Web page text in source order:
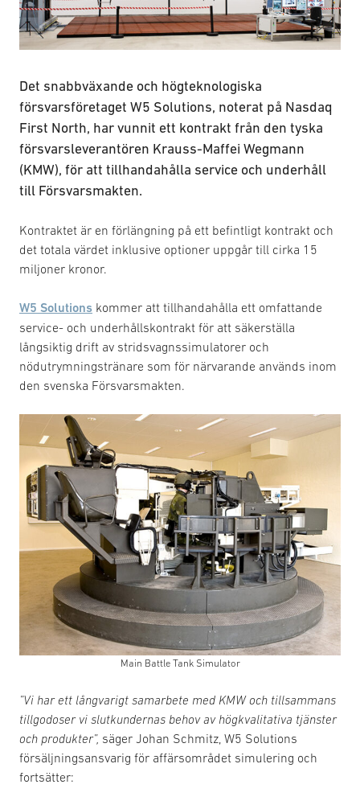
Det snabbväxande och högteknologiska
försvarsföretaget W5 Solutions, noterat på Nasdaq
First North, har vunnit ett kontrakt från den tyska
försvarsleverantören Krauss-Maffei Wegmann
(KMW), för att tillhandahålla service och underhåll
till Försvarsmakten.
Kontraktet är en förlängning på ett befintligt kontrakt och
det totala värdet inklusive optioner uppgår till cirka 15
miljoner kronor.
W5 Solutions kommer att tillhandahålla ett omfattande
service- och underhållskontrakt för att säkerställa
långsiktig drift av stridsvagnssimulatorer och
nödutrymningstränare som för närvarande används inom
den svenska Försvarsmakten.
Main Battle Tank Simulator
”Vi har ett långvarigt samarbete med KMW och tillsammans
tillgodoser vi slutkundernas behov av högkvalitativa tjänster
och produkter”, säger Johan Schmitz, W5 Solutions
försäljningsansvarig för affärsområdet simulering och
fortsätter: